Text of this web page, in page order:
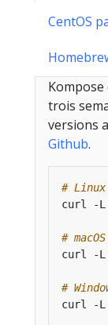
CentOS
trois
versions
Github.
# Linux
# macOS
#